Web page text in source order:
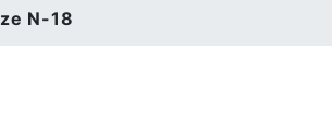
N-18